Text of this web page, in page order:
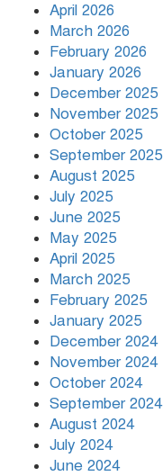
April 2026
March 2026
February 2026
January 2026
December 2025
November 2025
October 2025
September 2025
August 2025
July 2025
June 2025
May 2025
April 2025
March 2025
February 2025
January 2025
December 2024
November 2024
October 2024
September 2024
August 2024
July 2024
June 2024